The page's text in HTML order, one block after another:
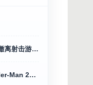
《逃离鸭科夫》PVE俯视角撤离射击游戏+修改器
漫威蜘蛛侠2/Marvel's Spider-Man 2动作冒险